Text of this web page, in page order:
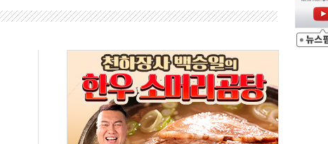
진
래 '격차 확대'
낮아지며 상승… STOXX 600 지수는 나흘 연속 최고치